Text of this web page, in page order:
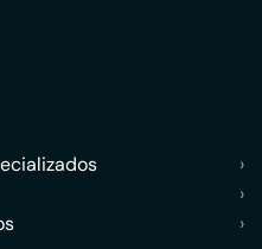
›
›
›